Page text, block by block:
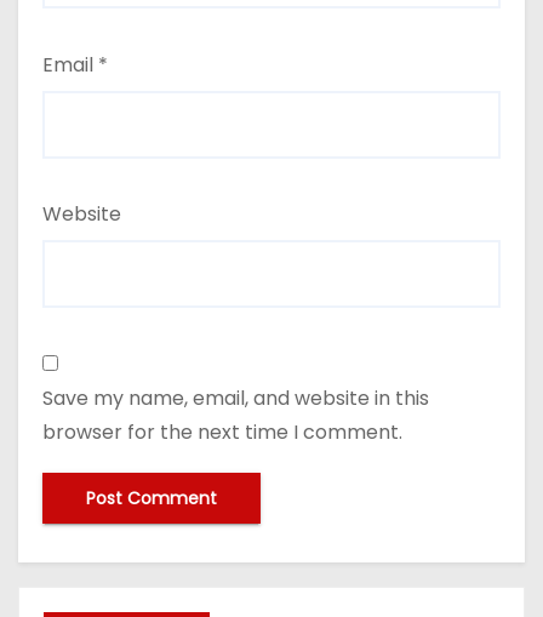
Email *
Website
Save my name, email, and website in this
browser for the next time I comment.